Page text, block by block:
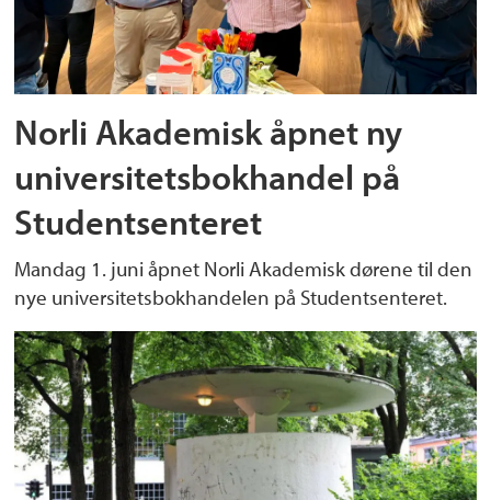
Norli Akademisk åpnet ny
universitetsbokhandel på
Studentsenteret
Mandag 1. juni åpnet Norli Akademisk dørene til den
nye universitetsbokhandelen på Studentsenteret.